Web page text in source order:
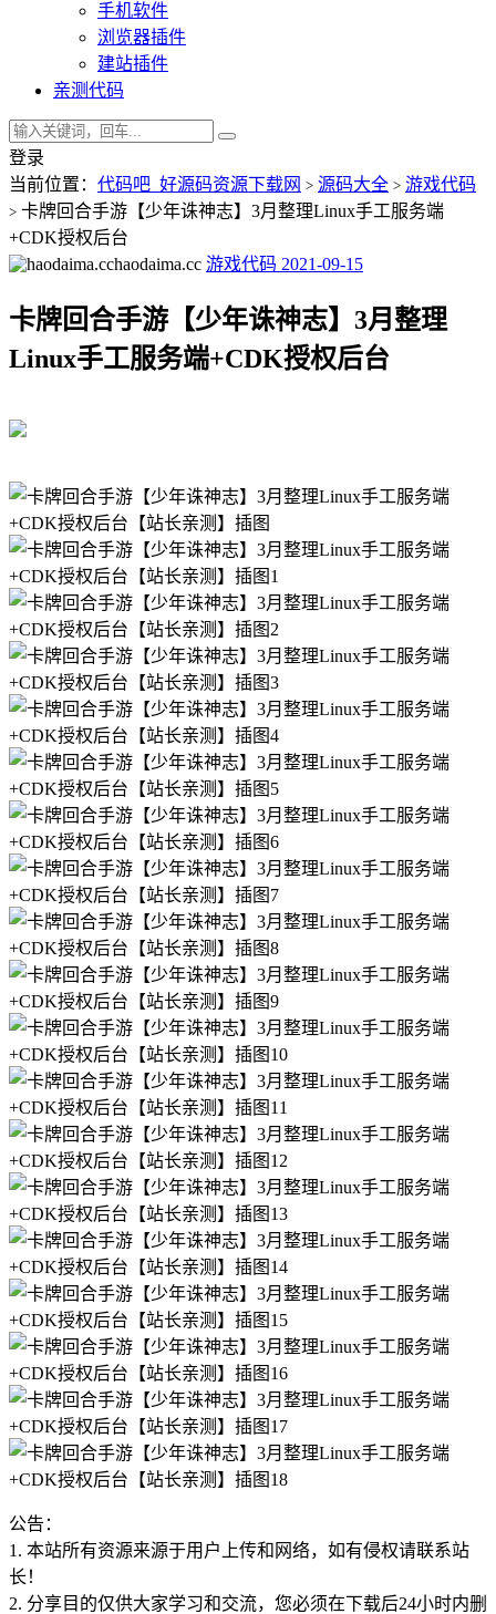
手机软件
浏览器插件
建站插件
亲测代码
登录
当前位置： 代码吧_好源码资源下载网 > 源码大全 > 游戏代码
> 卡牌回合手游【少年诛神志】3月整理Linux手工服务端
+CDK授权后台
haodaima.cc 游戏代码 2021-09-15
卡牌回合手游【少年诛神志】3月整理
Linux手工服务端+CDK授权后台
公告：
1. 本站所有资源来源于用户上传和网络，如有侵权请联系站
长！
2. 分享目的仅供大家学习和交流，您必须在下载后24小时内删